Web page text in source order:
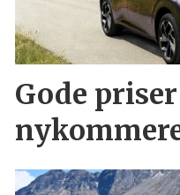
Gode